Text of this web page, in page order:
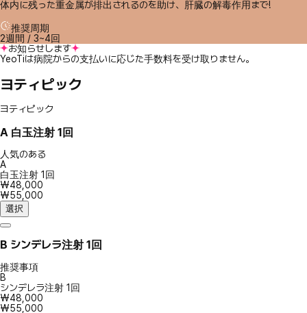
体内に残った重金属が排出されるのを助け、肝臓の解毒作用まで!
推奨周期
2週間 / 3~4回
お知らせします
YeoTiは病院からの支払いに応じた手数料を受け取りません。
ヨティピック
ヨティピック
A 白玉注射 1回
人気のある
A
白玉注射 1回
₩48,000
₩55,000
選択
B シンデレラ注射 1回
推奨事項
B
シンデレラ注射 1回
₩48,000
₩55,000